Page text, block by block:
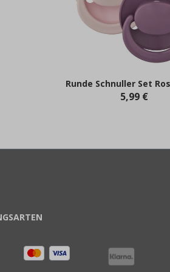
Runde Schnuller Set
5,99 €